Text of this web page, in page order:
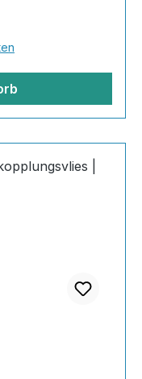
Sie in unserem
legen Sie
10kg